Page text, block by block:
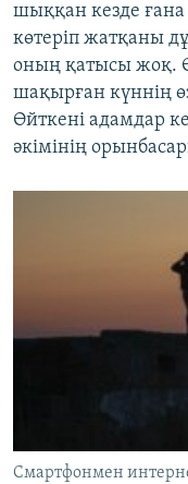
шыққан кезде ғана
көтеріп жатқаны
оның қатысы жоқ.
шақырған күннің
Өйткені адамдар
әкімінің
Смартфонмен